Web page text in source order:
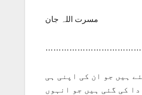
مسرت اللہ جان
ہیں جو ان کی اپنی ہی
کی گئی ہیں جو انہوں